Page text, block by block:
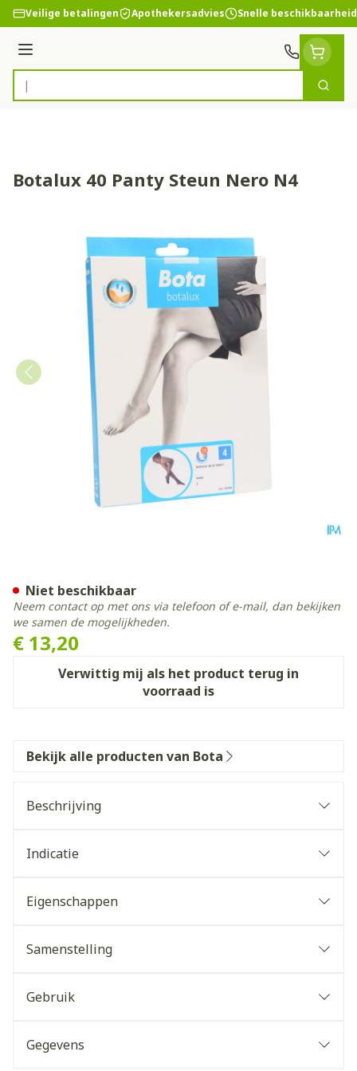
Ga naar de inhoud
Veilige betalingen Apothekersadvies Snelle beschikbaarheid
Menu
Product, merk, categorie...
Zoek
Botalux 40 Panty Steun Nero N4
€ 13,20
Verwittig mij als het product terug in
voorraad is
Niet beschikbaar
Neem contact op met ons via telefoon of e-mail, dan bekijken
we samen de mogelijkheden.
Bekijk alle producten van Bota
Beschrijving
Indicatie
Eigenschappen
Samenstelling
Gebruik
Gegevens